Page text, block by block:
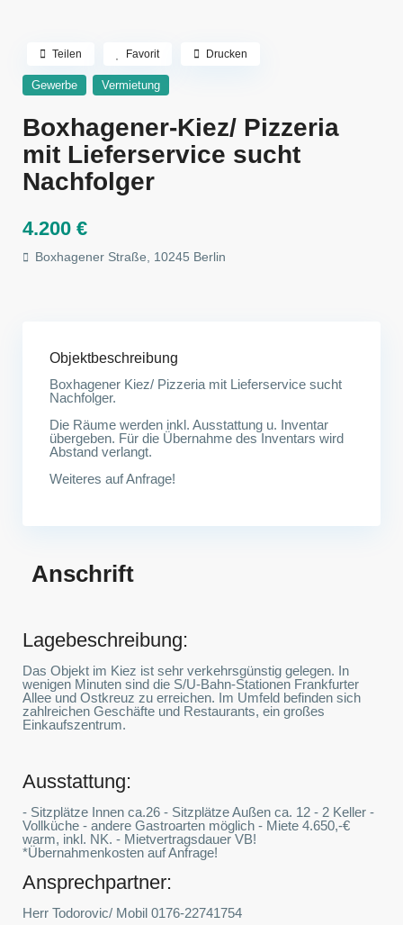
Gewerbe Vermietung
Boxhagener-Kiez/ Pizzeria
mit Lieferservice sucht
Nachfolger
4.200 €
Boxhagener Straße, 10245 Berlin
Teilen Favorit Drucken
Objektbeschreibung
Boxhagener Kiez/ Pizzeria mit Lieferservice sucht
Nachfolger.
Die Räume werden inkl. Ausstattung u. Inventar
übergeben. Für die Übernahme des Inventars wird
Abstand verlangt.
Weiteres auf Anfrage!
Anschrift
Lagebeschreibung:
Das Objekt im Kiez ist sehr verkehrsgünstig gelegen. In
wenigen Minuten sind die S/U-Bahn-Stationen Frankfurter
Allee und Ostkreuz zu erreichen. Im Umfeld befinden sich
zahlreichen Geschäfte und Restaurants, ein großes
Einkaufszentrum.
Ausstattung:
- Sitzplätze Innen ca.26 - Sitzplätze Außen ca. 12 - 2 Keller -
Vollküche - andere Gastroarten möglich - Miete 4.650,-€
warm, inkl. NK. - Mietvertragsdauer VB!
*Übernahmenkosten auf Anfrage!
Ansprechpartner:
Herr Todorovic/ Mobil 0176-22741754